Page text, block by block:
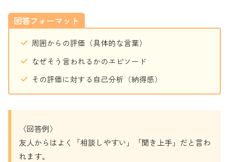
回答フォーマット
周囲からの評価（具体的な言葉）
なぜそう言われるかのエピソード
その評価に対する自己分析（納得感）
〈回答例〉
友人からはよく「相談しやすい」「聞き上手」だと言わ
れます。